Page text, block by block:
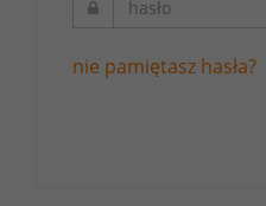
nie pamiętasz hasła?